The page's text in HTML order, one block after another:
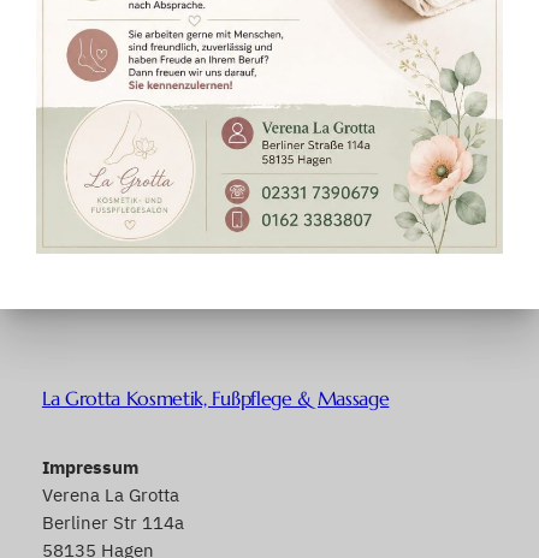
La Grotta Kosmetik, Fußpflege & Massage
Impressum
Verena La Grotta
Berliner Str 114a
58135 Hagen